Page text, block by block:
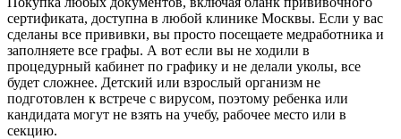
сертификата, доступна в любой клинике Москвы. Если у вас
сделаны все прививки, вы просто посещаете медработника и
заполняете все графы. А вот если вы не ходили в
процедурный кабинет по графику и не делали уколы, все
будет сложнее. Детский или взрослый организм не
подготовлен к встрече с вирусом, поэтому ребенка или
кандидата могут не взять на учебу, рабочее место или в
секцию.